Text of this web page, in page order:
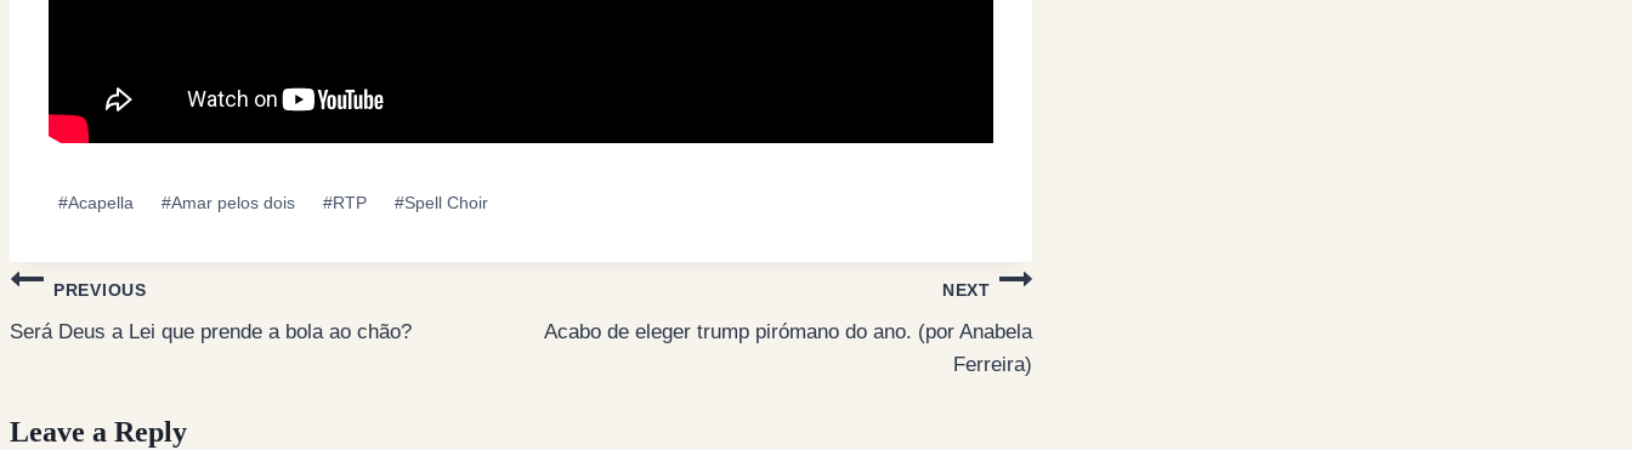
Post
#Acapella #Amar pelos dois #RTP #Spell Choir
Post
navigation
PREVIOUS
Será Deus a Lei que prende a bola ao chão?
NEXT
​Acabo de eleger trump pirómano do ano. (por Anabela
Ferreira)
Leave a Reply